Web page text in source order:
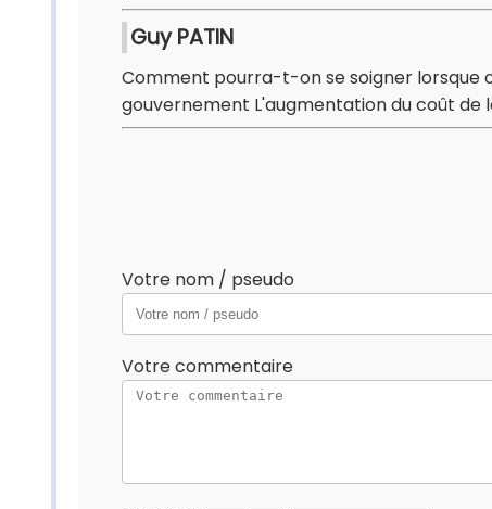
Guy PATIN
Comment pourra-t-on se soigner lorsque
gouvernement L'augmentation du coût de
Votre nom / pseudo
Votre commentaire